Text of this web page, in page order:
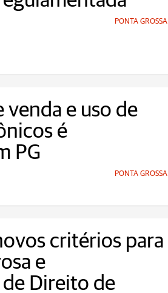
PONTA GROSSA
venda e uso de
é
PG
PONTA GROSSA
critérios para
e
Direito de